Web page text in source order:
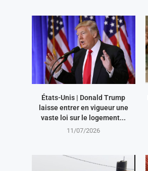
États-Unis | Donald Trump
laisse entrer en vigueur une
vaste loi sur le logement...
11/07/2026